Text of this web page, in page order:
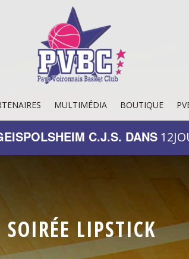
MULTIMÉDIA BOUTIQUE
C.J.S. DANS 12
SOIRÉE LIPSTICK